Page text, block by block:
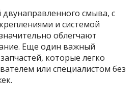
двунаправленного смыва, с
и системой
облегчают
Еще один важный
которые легко
или специалистом без